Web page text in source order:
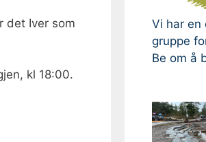
det Iver som
kl 18:00.
Vi har en
gruppe
Be om å